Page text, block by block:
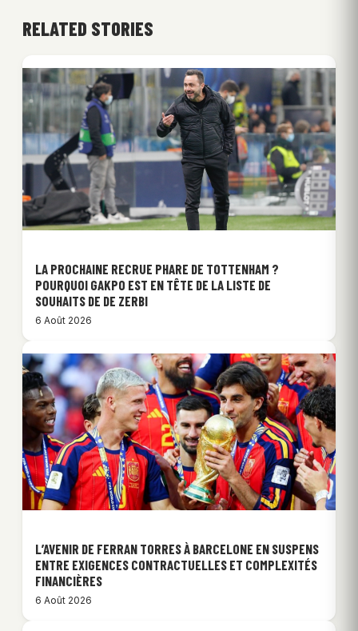
RELATED STORIES
LA PROCHAINE RECRUE PHARE DE TOTTENHAM ?
POURQUOI GAKPO EST EN TÊTE DE LA LISTE DE
SOUHAITS DE DE ZERBI
6 Août 2026
L’AVENIR DE FERRAN TORRES À BARCELONE EN SUSPENS
ENTRE EXIGENCES CONTRACTUELLES ET COMPLEXITÉS
FINANCIÈRES
6 Août 2026